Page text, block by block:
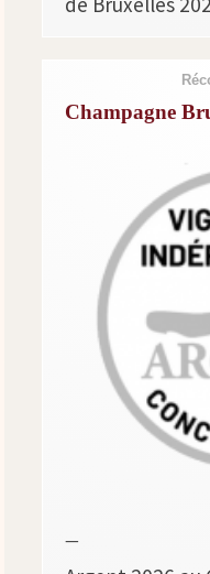
Champagne
—